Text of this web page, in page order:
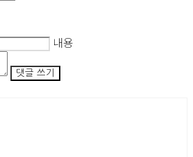
내용
댓글 쓰기